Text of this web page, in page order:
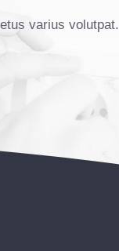
varius volutpat.